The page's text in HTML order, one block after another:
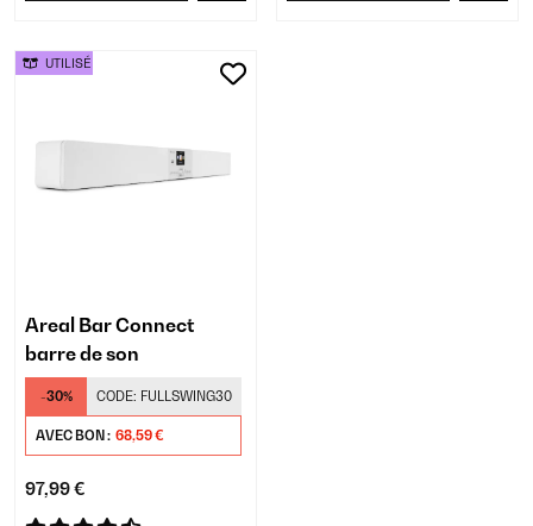
Areal Bar Connect
barre de son
-30% CODE: FULLSWING30
AVEC BON : 68,59 €
97,99 €
UTILISÉ